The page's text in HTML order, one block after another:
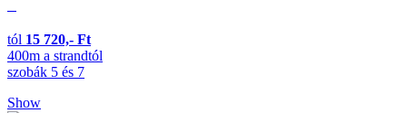
tól 15 720,- Ft
400m a strandtól
szobák 5 és 7
Show